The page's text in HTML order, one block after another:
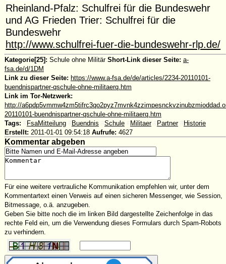
Rheinland-Pfalz: Schulfrei für die Bundeswehr
und AG Frieden Trier: Schulfrei für die
Bundeswehr
http://www.schulfrei-fuer-die-bundeswehr-rlp.de/
Kategorie[25]: Schule ohne Militär Short-Link dieser Seite: a-
fsa.de/d/1DM
Link zu dieser Seite: https://www.a-fsa.de/de/articles/2234-20110101-
buendnispartner-qschule-ohne-militaerq.htm
Link im Tor-Netzwerk:
http://
20110101-buendnispartner-qschule-ohne-militaerq.htm
Tags:
FsaMitteilung Buendnis Schule Militaer Partner
Historie
Erstellt: 2011-01-01 09:54:18 Aufrufe: 4627
Kommentar abgeben
Für eine weitere vertrauliche Kommunikation empfehlen wir, unter dem
Kommentartext einen Verweis auf einen sicheren Messenger, wie Session,
Bitmessage, o.ä. anzugeben.
Geben Sie bitte noch die im linken Bild dargestellte Zeichenfolge in das
rechte Feld ein, um die Verwendung dieses Formulars durch Spam-Robots
zu verhindern.